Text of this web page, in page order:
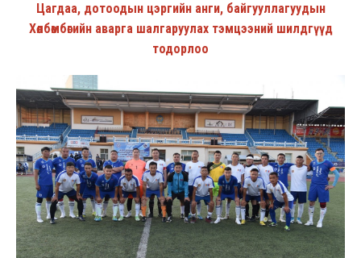
Цагдаа, дотоодын цэргийн анги, байгууллагуудын
Хөлбөмбөгийн аварга шалгаруулах тэмцээний шилдгүүд
тодорлоо